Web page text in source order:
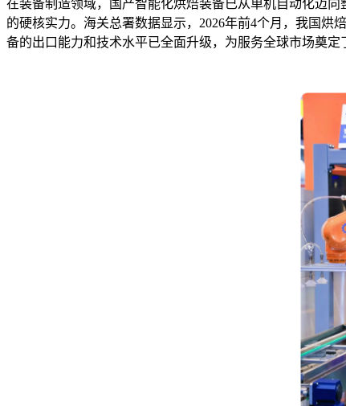
在装备制造领域，国产智能化烘焙装备已从单机自动化迈
的硬核实力。海关总署数据显示，2026年前4个月，我国烘
备的出口能力和技术水平已全面升级，为服务全球市场奠定